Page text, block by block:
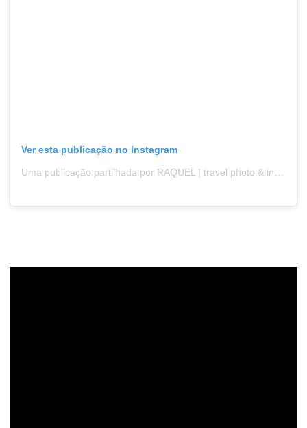
Ver esta publicação no Instagram
Uma publicação partilhada por RAQUEL | travel photo & inspo (@explorewithrach)